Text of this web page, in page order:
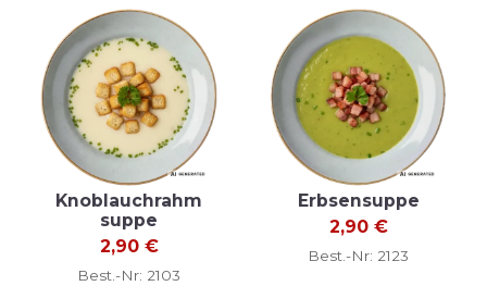
Knoblauchrahm
suppe
2,90 €
Best.-Nr: 2103
Erbsensuppe
2,90 €
Best.-Nr: 2123